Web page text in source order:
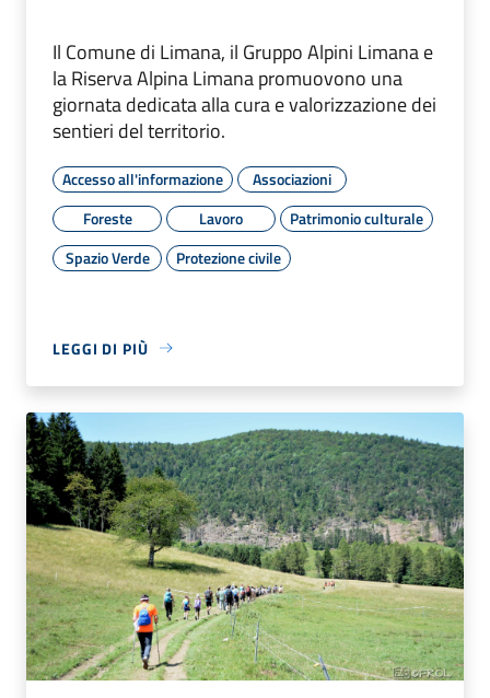
Il Comune di Limana, il Gruppo Alpini Limana e
la Riserva Alpina Limana promuovono una
giornata dedicata alla cura e valorizzazione dei
sentieri del territorio.
Accesso all'informazione
Associazioni
Foreste
Lavoro
Patrimonio culturale
Spazio Verde
Protezione civile
LEGGI DI PIÙ